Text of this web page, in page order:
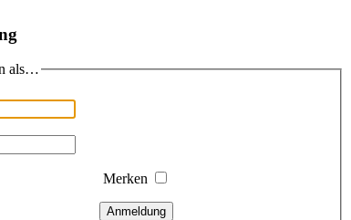
als…
Merken
Anmeldung